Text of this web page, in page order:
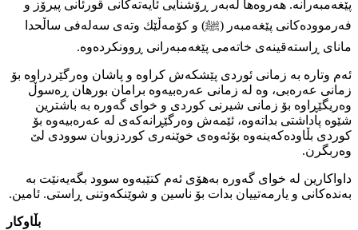
پێغەمبەرانە. هەروەها لەبەر ڕۆشنایی ئایەتەكانی قورئانی پیرۆز و
فەرموودەكانی پێغەمبەر (ﷺ) و كۆمەڵێك وتەی سەلەفی ساڵحدا
مانای ڕاستەقینەی خاتەمی پێغەمبەرانی ڕوونكردەوە.
ئەم وتارە بە زمانی ئوردی پێشكەش كراوە و پاشان وەرگێردراوە بۆ
زمانی عەرەبی، وە لە زمانی عەرەبیەوە برامان بورهان ڕەسوڵ
وەریگێڕاوە بۆ زمانی شیرنی كوردی و خوای گەورە بە باشترین
شێوە پاداشتی بداتەوە، ئێمەش وەرگێڕانەكەی لە عەرەبیەوە بۆ
كوردی بڵاودەكەینەوە بۆئەوەی خوێنەری كوردزوبان سوودی لێ
وەربگرن.
داواكارین لە خوای گەورە بەهۆی ئەم كتێبەوە سوود بگەیەنێت بە
بەندەكانی و یارمەتییان بدات بۆ ناسین و شوێنكەوتنی ڕاستی. ئامین.
بڵاوكار